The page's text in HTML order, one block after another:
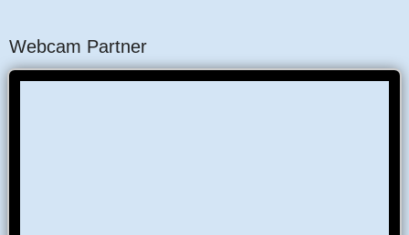
Webcam Partner